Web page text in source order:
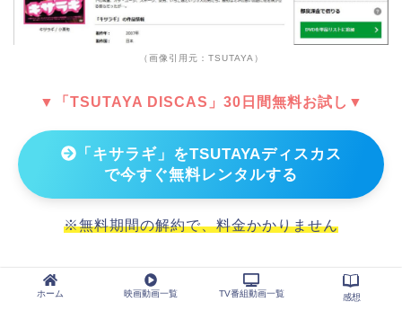
（画像引用元：TSUTAYA）
▼「TSUTAYA DISCAS」30日間無料お試し▼
「キサラギ」をTSUTAYAディスカス
で今すぐ無料レンタルする
※無料期間の解約で、料金かかりません
ホーム 映画動画一覧 TV番組動画一覧 感想